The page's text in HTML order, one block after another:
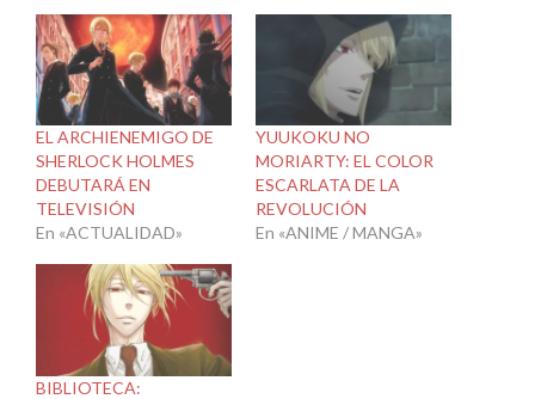
EL ARCHIENEMIGO DE
SHERLOCK HOLMES
DEBUTARÁ EN
TELEVISIÓN
En «ACTUALIDAD»
YUUKOKU NO
MORIARTY: EL COLOR
ESCARLATA DE LA
REVOLUCIÓN
En «ANIME / MANGA»
BIBLIOTECA: